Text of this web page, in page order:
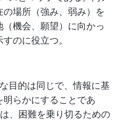
場所（強み、弱み）を
機会、願望）に向かっ
のに役立つ。
目的は同じで、情報に基
らかにすることであ
、困難を乗り切るための